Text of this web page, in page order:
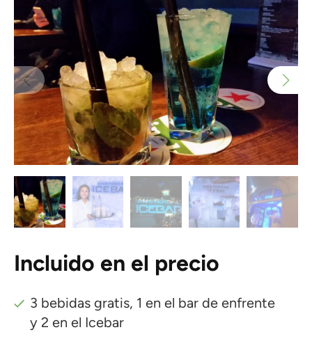
Incluido en el precio
3 bebidas gratis, 1 en el bar de enfrente
y 2 en el Icebar